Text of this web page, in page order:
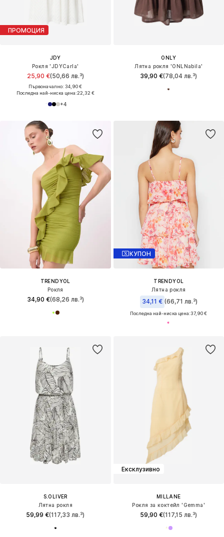
ПРОМОЦИЯ
JDY
Рокля 'JDYCarla'
25,90 €(50,66 лв.³)
Първоначално: 34,90 €
Последна най-ниска цена:22,32 €
+4
ONLY
Лятна рокля 'ONLNabila'
39,90 €(78,04 лв.³)
TRENDYOL
Рокля
34,90 €(68,26 лв.³)
КУПОН
TRENDYOL
Лятна рокля
34,11 € (66,71 лв.³)
Последна най-ниска цена:37,90 €
S.OLIVER
Лятна рокля
59,99 €(117,33 лв.³)
Ексклузивно
MILLANE
Рокля за коктейл 'Gemma'
59,90 €(117,15 лв.³)